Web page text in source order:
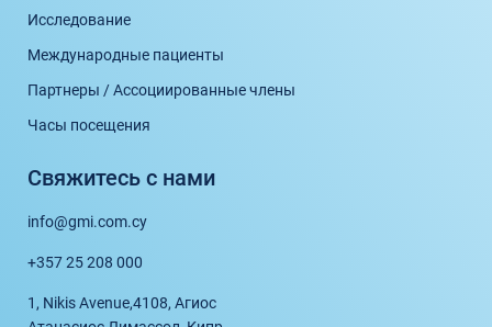
Исследование
Международные пациенты
Партнеры / Ассоциированные члены
Часы посещения
Свяжитесь с нами
info@gmi.com.cy
+357 25 208 000
1, Nikis Avenue,4108, Агиос